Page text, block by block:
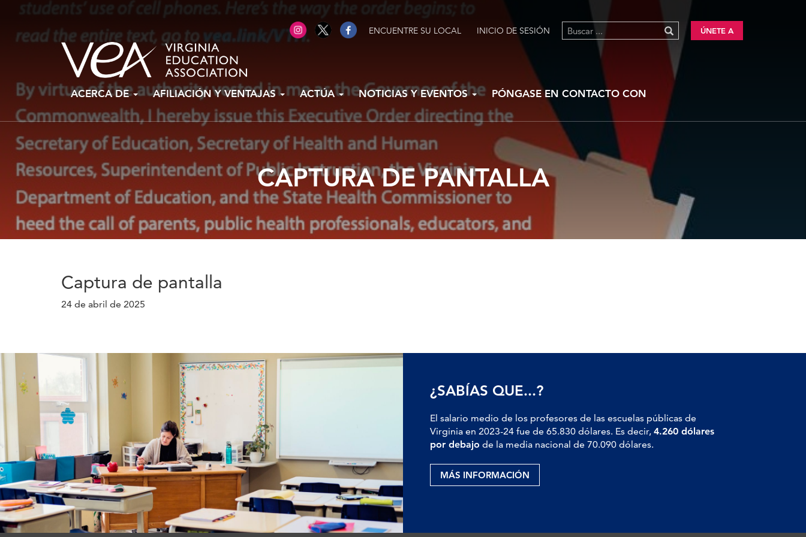
ENCUENTRE SU LOCAL INICIO DE SESIÓN ÚNETE A
Ir
al
contenido
ACERCA DE AFILIACIÓN Y VENTAJAS ACTÚA NOTICIAS Y EVENTOS PÓNGASE EN CONTACTO CON
CAPTURA DE PANTALLA
Captura de pantalla
24 de abril de 2025
¿SABÍAS QUE...?
El salario medio de los profesores de las escuelas públicas de
Virginia en 2023-24 fue de 65.830 dólares. Es decir, 4.260 dólares
por debajo de la media nacional de 70.090 dólares.
MÁS INFORMACIÓN